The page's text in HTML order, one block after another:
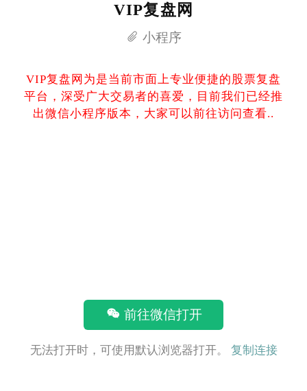
VIP复盘网
小程序
VIP复盘网为是当前市面上专业便捷的股票复盘
平台，深受广大交易者的喜爱，目前我们已经推
出微信小程序版本，大家可以前往访问查看..
前往微信打开
无法打开时，可使用默认浏览器打开。 复制连接